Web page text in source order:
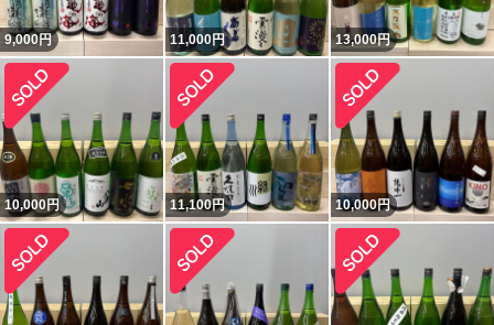
9,000円 11,000円 13,000円
10,000円 11,100円 10,000円